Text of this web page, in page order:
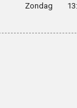
Zondag